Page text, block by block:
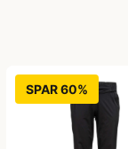
SPAR 60%